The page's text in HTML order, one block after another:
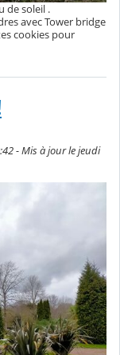
de soleil .
avec Tower bridge
cookies pour
- Mis à jour le jeudi